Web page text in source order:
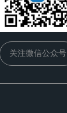
关注微信公众号